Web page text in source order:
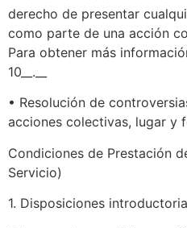
derecho de presentar
como parte de una acción
Para obtener más
10__.__
• Resolución de
acciones colectivas, lugar y
Condiciones de Prestación
Servicio)
1. Disposiciones